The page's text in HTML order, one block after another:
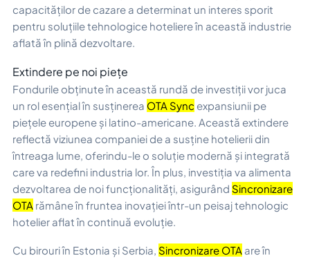
capacităților de cazare a determinat un interes sporit
pentru soluțiile tehnologice hoteliere în această industrie
aflată în plină dezvoltare.
Extindere pe noi piețe
Fondurile obținute în această rundă de investiții vor juca
un rol esențial în susținerea OTA Sync expansiunii pe
piețele europene și latino-americane. Această extindere
reflectă viziunea companiei de a susține hotelierii din
întreaga lume, oferindu-le o soluție modernă și integrată
care va redefini industria lor. În plus, investiția va alimenta
dezvoltarea de noi funcționalități, asigurând Sincronizare
OTA rămâne în fruntea inovației într-un peisaj tehnologic
hotelier aflat în continuă evoluție.
Cu birouri în Estonia și Serbia, Sincronizare OTA are în